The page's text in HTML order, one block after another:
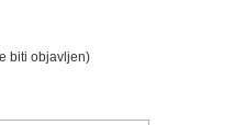
biti objavljen)